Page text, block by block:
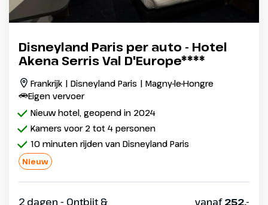
Disneyland Paris per auto - Hotel
Akena Serris Val D'Europe****
Frankrijk | Disneyland Paris | Magny-le-Hongre
Eigen vervoer
Nieuw hotel, geopend in 2024
Kamers voor 2 tot 4 personen
10 minuten rijden van Disneyland Paris
Nieuw
2 dagen - Ontbijt &
vanaf252,-